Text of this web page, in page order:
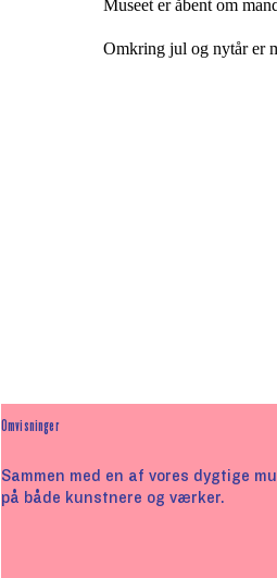
Museet er åbent om
Omkring jul og nytår er
Omvisninger
Sammen med en af vores dygtige
på både kunstnere og værker.